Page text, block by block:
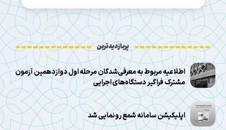
پربازدیدترین
اطلاعیه مربوط به معرفی‌شدگان مرحله اول دوازدهمین آزمون
مشترک فراگیر دستگاه‌های اجرایی
اپلیکیشن سامانه شمع رونمایی شد